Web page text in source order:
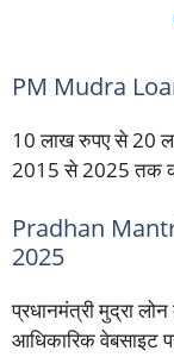
PM Mudra
10 लाख रुपए से 20
2015 से 2025 तक
Pradhan
2025
प्रधानमंत्री मुद्रा
आधिकारिक वेबसाइट